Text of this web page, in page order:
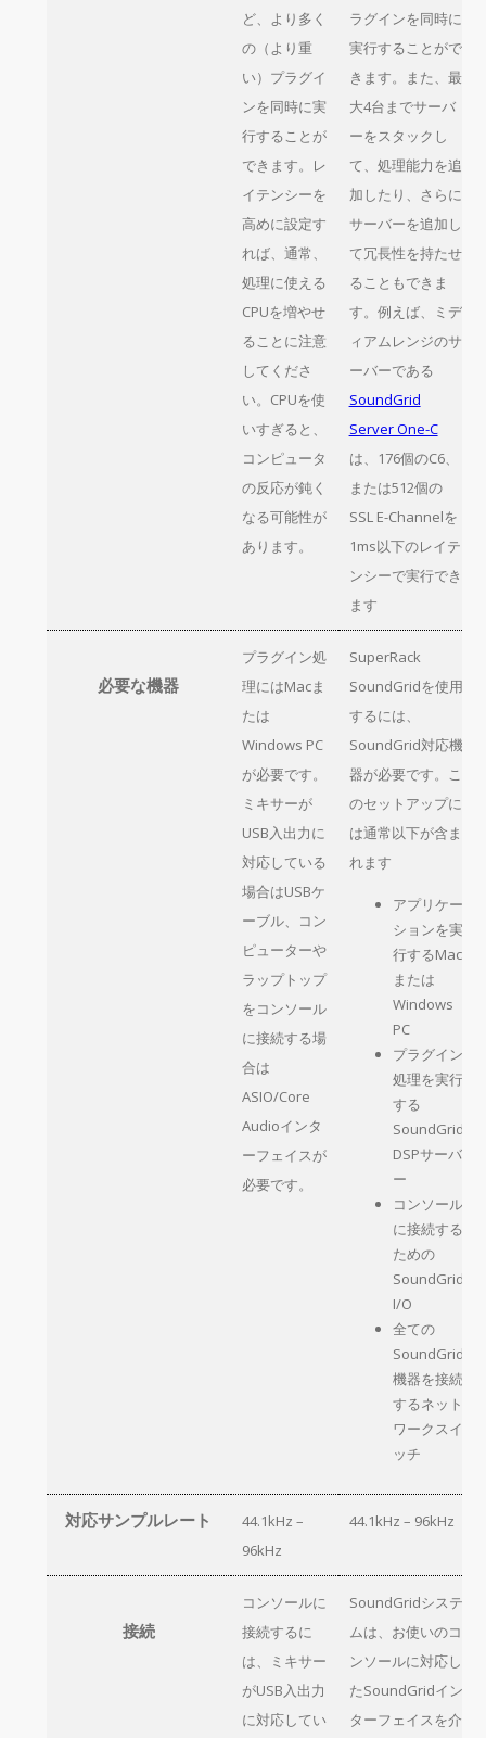
ど、より多く
の（より重
い）プラグイ
ンを同時に実
行することが
できます。レ
イテンシーを
高めに設定す
れば、通常、
処理に使える
CPUを増やせ
ることに注意
してくださ
い。CPUを使
いすぎると、
コンピュータ
の反応が鈍く
なる可能性が
あります。
ラグインを同時に
実行することがで
きます。また、最
大4台までサーバ
ーをスタックし
て、処理能力を追
加したり、さらに
サーバーを追加し
て冗長性を持たせ
ることもできま
す。例えば、ミデ
ィアムレンジのサ
ーバーである
SoundGrid
Server One-C
は、176個のC6、
または512個の
SSL E-Channelを
1ms以下のレイテ
ンシーで実行でき
ます
必要な機器
プラグイン処
理にはMacま
たは
Windows PC
が必要です。
ミキサーが
USB入出力に
対応している
場合はUSBケ
ーブル、コン
ピューターや
ラップトップ
をコンソール
に接続する場
合は
ASIO/Core
Audioインタ
ーフェイスが
必要です。
SuperRack
SoundGridを使用
するには、
SoundGrid対応機
器が必要です。こ
のセットアップに
は通常以下が含ま
れます
アプリケー
ションを実
行するMac
または
Windows
PC
プラグイン
処理を実行
する
SoundGrid
DSPサーバ
ー
コンソール
に接続する
ための
SoundGrid
I/O
全ての
SoundGrid
機器を接続
するネット
ワークスイ
ッチ
対応サンプルレート
44.1kHz –
96kHz
44.1kHz – 96kHz
接続
コンソールに
接続するに
は、ミキサー
がUSB入出力
に対応してい
SoundGridシステ
ムは、お使いのコ
ンソールに対応し
たSoundGridイン
ターフェイスを介